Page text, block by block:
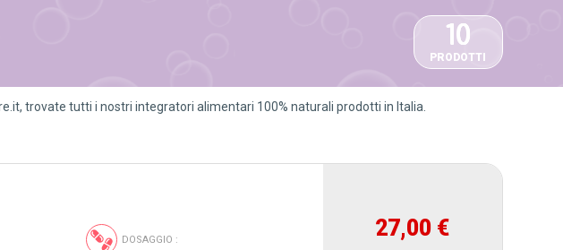
10
PRODOTTI
trovate tutti i nostri integratori alimentari 100% naturali prodotti in Italia.
DOSAGGIO : 27,00 €